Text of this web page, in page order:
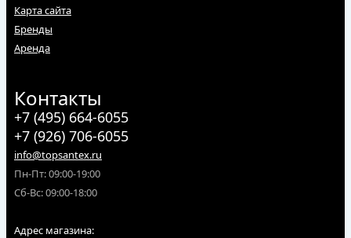
Карта сайта
Бренды
Аренда
Контакты
+7 (495) 664-6055
+7 (926) 706-6055
info@topsantex.ru
Пн-Пт: 09:00-19:00
Сб-Вс: 09:00-18:00
Адрес магазина: